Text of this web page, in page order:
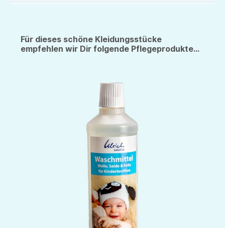
Für dieses schöne Kleidungsstücke
empfehlen wir Dir folgende Pflegeprodukte...